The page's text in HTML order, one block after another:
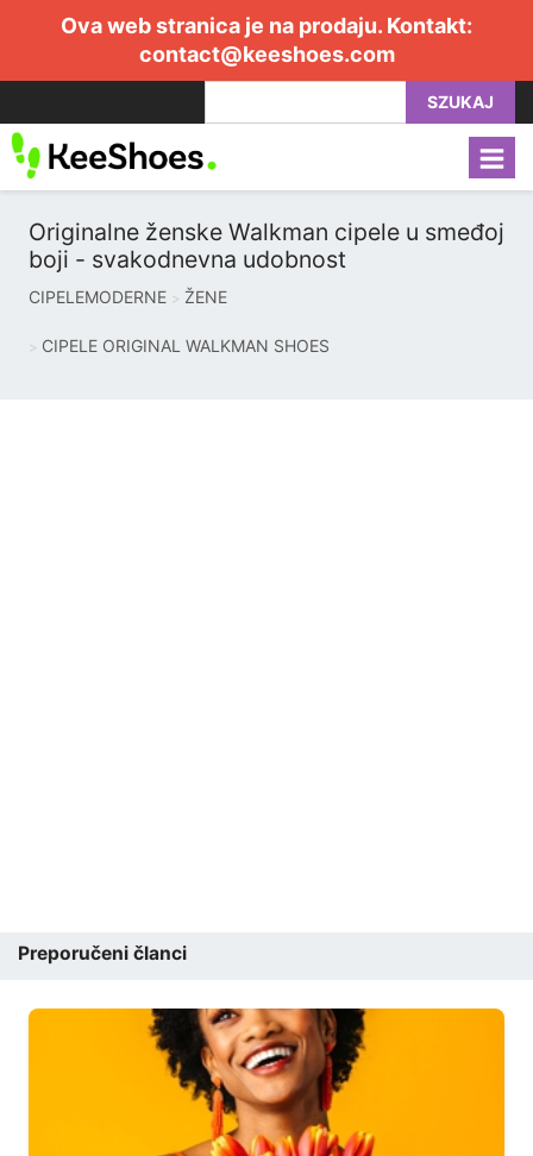
Ova web stranica je na prodaju. Kontakt:
contact@keeshoes.com
SZUKAJ
Originalne ženske Walkman cipele u smeđoj
boji - svakodnevna udobnost
CIPELEMODERNE ŽENE
CIPELE ORIGINAL WALKMAN SHOES
Preporučeni članci